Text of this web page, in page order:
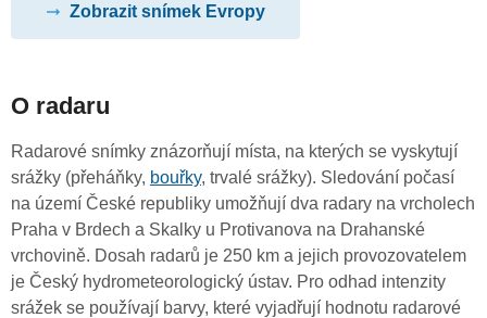
Zobrazit snímek Evropy
O radaru
Radarové snímky znázorňují místa, na kterých se vyskytují
srážky (přeháňky, bouřky, trvalé srážky). Sledování počasí
na území České republiky umožňují dva radary na vrcholech
Praha v Brdech a Skalky u Protivanova na Drahanské
vrchovině. Dosah radarů je 250 km a jejich provozovatelem
je Český hydrometeorologický ústav. Pro odhad intenzity
srážek se používají barvy, které vyjadřují hodnotu radarové